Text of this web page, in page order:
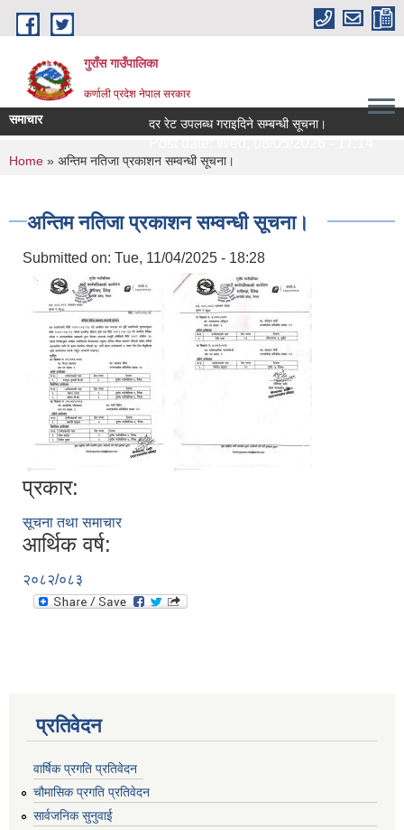
Skip to main content
गुराँस गाउँपालिका
कर्णाली प्रदेश नेपाल सरकार
समाचार दर रेट उपलब्ध गराइदिने सम्बन्धी सूचना।
You are here
Home » अन्तिम नतिजा प्रकाशन सम्वन्धी सूचना।
अन्तिम नतिजा प्रकाशन सम्वन्धी सूचना।
Submitted on: Tue, 11/04/2025 - 18:28
प्रकार:
सूचना तथा समाचार
आर्थिक वर्ष:
२०८२/०८३
प्रतिवेदन
वार्षिक प्रगति प्रतिवेदन
चौमासिक प्रगति प्रतिवेदन
सार्वजनिक सुनुवाई